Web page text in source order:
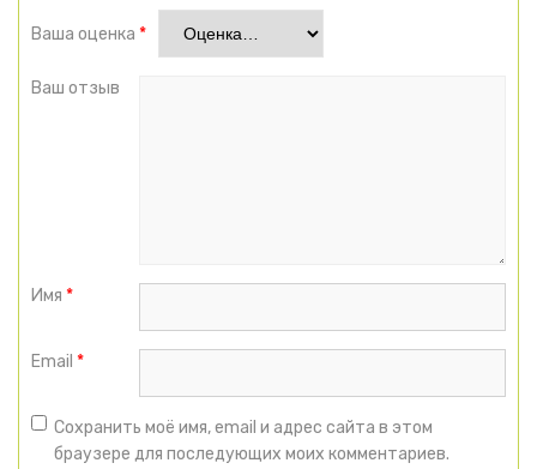
Ваша оценка *
Ваш отзыв
Имя *
Email *
Сохранить моё имя, email и адрес сайта в этом
браузере для последующих моих комментариев.